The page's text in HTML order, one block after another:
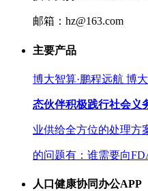
邮箱：hz@163.com
主要产品
博大智算·鹏程远航 博
态伙伴积极践行社会义
业供给全方位的处理方
的问题有：谁需要向
人口健康协同办公APP